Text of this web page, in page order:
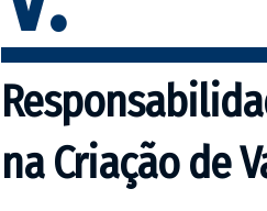
na Criação de